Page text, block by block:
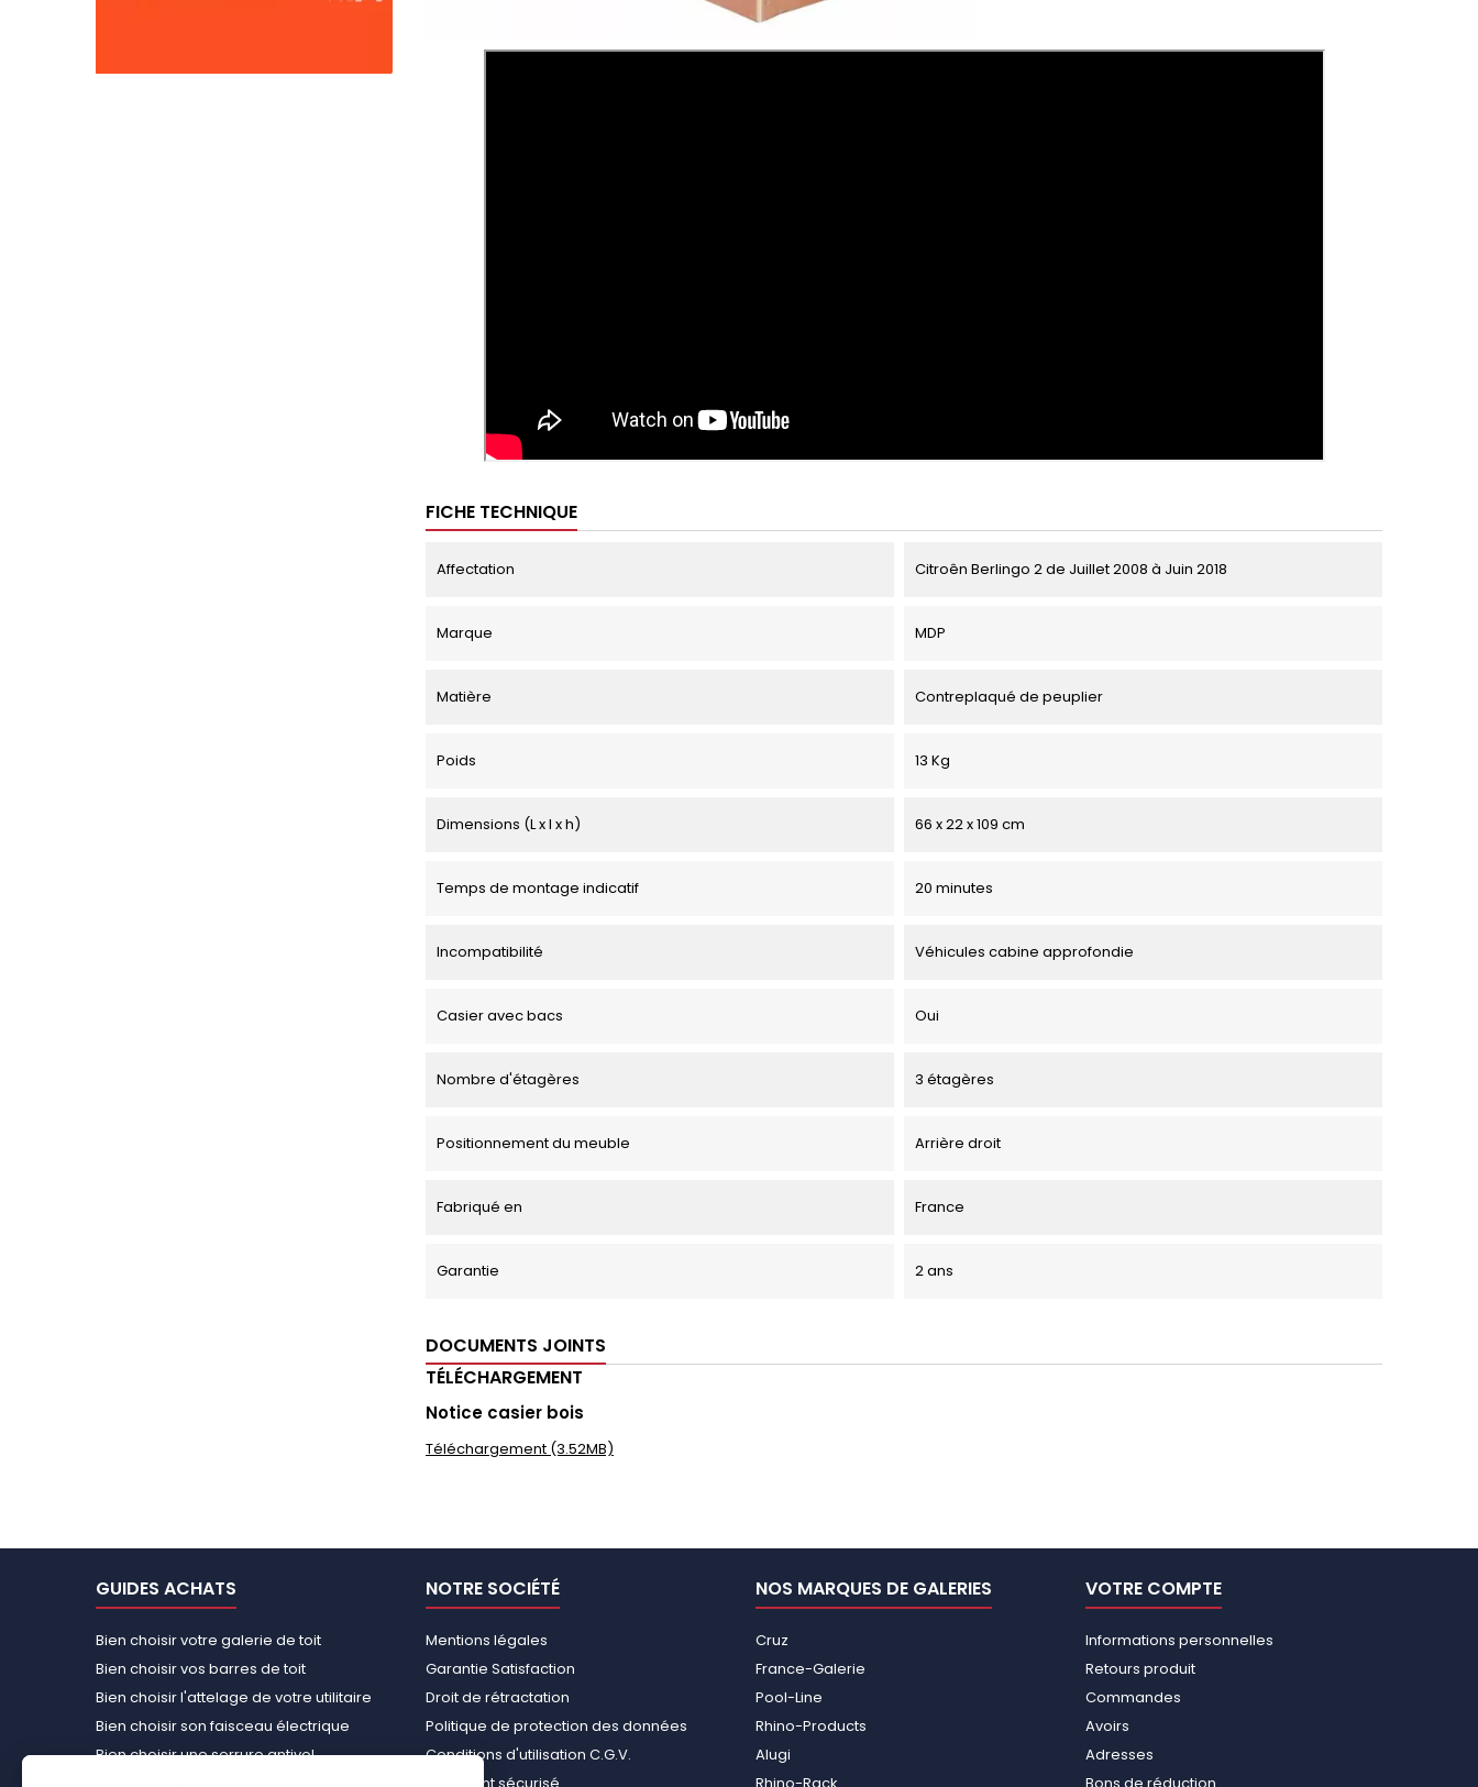
FICHE TECHNIQUE
Affectation Citroên Berlingo 2 de Juillet 2008 à Juin 2018
Marque MDP
Matière Contreplaqué de peuplier
Poids 13 Kg
Dimensions (L x l x h) 66 x 22 x 109 cm
Temps de montage indicatif 20 minutes
Incompatibilité Véhicules cabine approfondie
Casier avec bacs Oui
Nombre d'étagères 3 étagères
Positionnement du meuble Arrière droit
Fabriqué en France
Garantie 2 ans
DOCUMENTS JOINTS
TÉLÉCHARGEMENT
Notice casier bois
Téléchargement (3.52MB)
GUIDES ACHATS
Bien choisir votre galerie de toit
Bien choisir vos barres de toit
Bien choisir l'attelage de votre utilitaire
Bien choisir son faisceau électrique
Bien choisir une serrure antivol
NOTRE SOCIÉTÉ
Mentions légales
Garantie Satisfaction
Droit de rétractation
Politique de protection des données
Conditions d'utilisation C.G.V.
Paiement sécurisé
NOS MARQUES DE GALERIES
Cruz
France-Galerie
Pool-Line
Rhino-Products
Alugi
Rhino-Rack
VOTRE COMPTE
Informations personnelles
Retours produit
Commandes
Avoirs
Adresses
Bons de réduction